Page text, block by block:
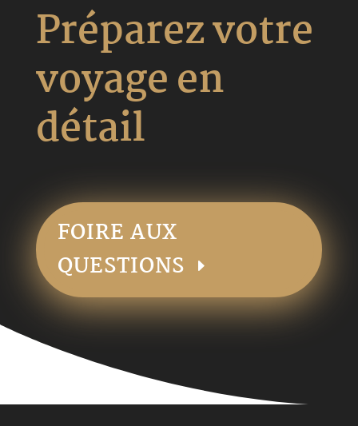
Préparez votre
voyage en
détail
FOIRE AUX
QUESTIONS